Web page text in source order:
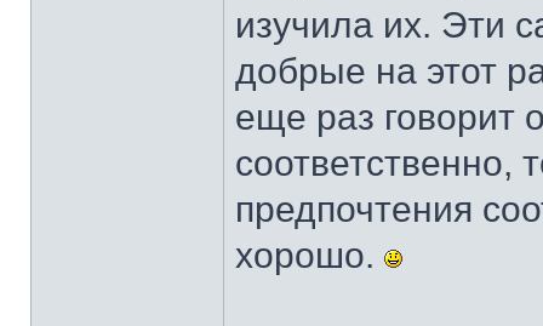
изучила их. Эти
добрые на этот
еще раз говорит
соответственно,
предпочтения
хорошо.